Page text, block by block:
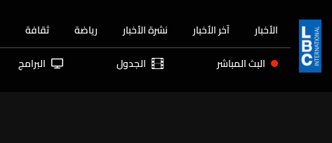
الأخبار آخر الأخبار نشرة الأخبار رياضة ثقافة
البث المباشر الجدول البرامج